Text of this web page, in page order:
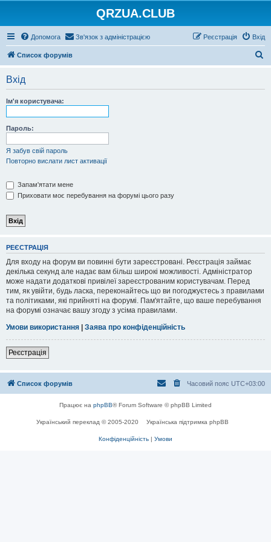
QRZUA.CLUB
Допомога Зв'язок з адміністрацією Вхід
Реєстрація
Список форумів
Вхід
Ім'я користувача:
Пароль:
Я забув свій пароль
Повторно вислати лист активації
Запам'ятати мене
Приховати моє перебування на форумі цього разу
РЕЄСТРАЦІЯ
Для входу на форум ви повинні бути зареєстровані. Реєстрація займає
декілька секунд але надає вам більш широкі можливості. Адміністратор
може надати додаткові привілеї зареєстрованим користувачам. Перед
тим, як увійти, будь ласка, переконайтесь що ви погоджуєтесь з правилами
та політиками, які прийняті на форумі. Пам'ятайте, що ваше перебування
на форумі означає вашу згоду з усіма правилами.
Умови використання | Заява про конфіденційність
Реєстрація
Список форумів Часовий пояс UTC+03:00
Працює на phpBB® Forum Software © phpBB Limited
Український переклад © 2005-2020 Українська підтримка phpBB
Конфіденційність | Умови